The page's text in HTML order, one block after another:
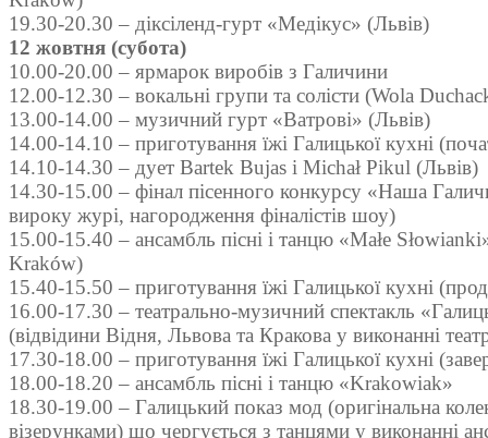
19.30-20.30 – діксіленд-гурт «Медікус» (Львів)
12 жовтня (субота)
10.00-20.00 – ярмарок виробів з Галичини
12.00-12.30 – вокальні групи та солісти (Wola
13.00-14.00 – музичний гурт «Ватрові» (Львів)
14.00-14.10 – приготування їжі Галицької кухні
14.10-14.30 – дует Bartek Bujas i Michał Pikul (Львів)
14.30-15.00 – фінал пісенного конкурсу «Наша
вироку журі, нагородження фіналістів шоу)
15.00-15.40 – ансамбль пісні і танцю «Małe
Kraków)
15.40-15.50 – приготування їжі Галицької кухні
16.00-17.30 – театрально-музичний спектакль
(відвідини Відня, Львова та Кракова у виконанні
17.30-18.00 – приготування їжі Галицької кухні
18.00-18.20 – ансамбль пісні і танцю «Krakowiak»
18.30-19.00 – Галицький показ мод (оригінальна
візерунками) що чергується з танцями у виконанні